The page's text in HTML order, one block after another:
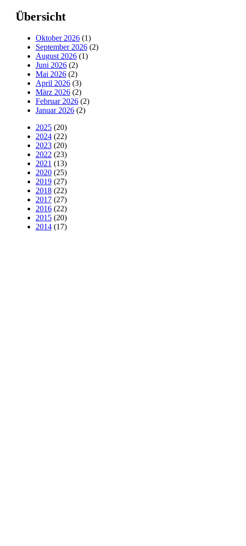
Übersicht
Oktober 2026(1)
September 2026(2)
August 2026(1)
Juni 2026(2)
Mai 2026(2)
April 2026(3)
März 2026(2)
Februar 2026(2)
Januar 2026(2)
2025(20)
2024(22)
2023(20)
2022 (23)
2021 (13)
2020(25)
2019(27)
2018(22)
2017(27)
2016(22)
2015(20)
2014(17)